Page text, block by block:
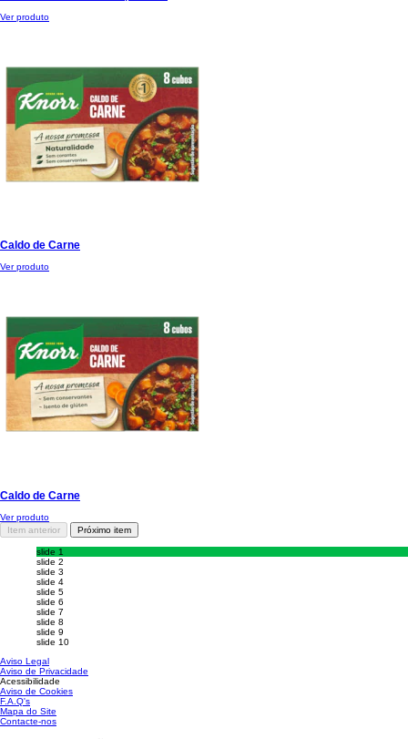
Ver produto
Caldo de Carne
Ver produto
Caldo de Carne
Ver produto
Item anterior
Próximo item
slide 1
slide 2
slide 3
slide 4
slide 5
slide 6
slide 7
slide 8
slide 9
slide 10
Aviso Legal
Aviso de Privacidade
Acessibilidade
Aviso de Cookies
Gerir Preferências